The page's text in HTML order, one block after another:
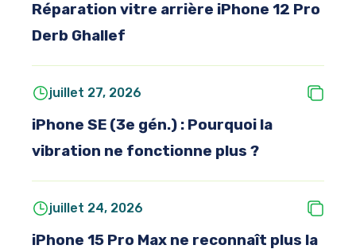
Réparation vitre arrière iPhone 12 Pro
Derb Ghallef
juillet 27, 2026
iPhone SE (3e gén.) : Pourquoi la
vibration ne fonctionne plus ?
juillet 24, 2026
iPhone 15 Pro Max ne reconnaît plus la